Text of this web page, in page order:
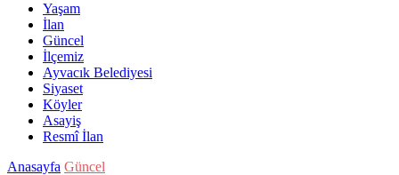
Yaşam
İlan
Güncel
İlçemiz
Ayvacık Belediyesi
Siyaset
Köyler
Asayiş
Resmî İlan
Anasayfa Güncel